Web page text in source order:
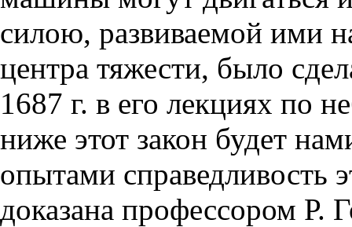
силою, развиваемой ими
центра тяжести, было
1687 г. в его лекциях по
ниже этот закон будет
опытами справедливость
доказана профессором Р.